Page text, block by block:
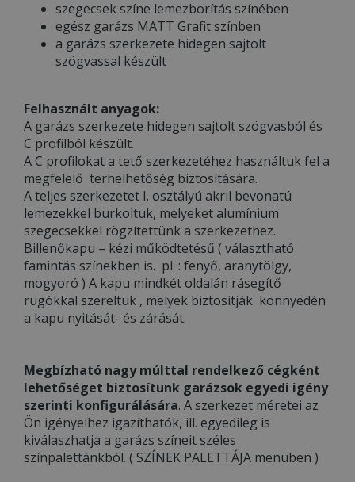
szegecsek színe lemezborítás színében
egész garázs MATT Grafit színben
a garázs szerkezete hidegen sajtolt
szögvassal készült
Felhasznált anyagok:
A garázs szerkezete hidegen sajtolt szögvasból és
C profilból készült.
A C profilokat a tető szerkezetéhez használtuk fel a
megfelelő terhelhetőség biztosítására.
A teljes szerkezetet I. osztályú akril bevonatú
lemezekkel burkoltuk, melyeket alumínium
szegecsekkel rögzítettünk a szerkezethez.
Billenőkapu – kézi működtetésű ( választható
famintás színekben is. pl. : fenyő, aranytölgy,
mogyoró ) A kapu mindkét oldalán rásegítő
rugókkal szereltük , melyek biztosítják könnyedén
a kapu nyitását- és zárását.
Megbízható nagy múlttal rendelkező cégként
lehetőséget biztosítunk garázsok egyedi igény
szerinti konfigurálására. A szerkezet méretei az
Ön igényeihez igazíthatók, ill. egyedileg is
kiválaszhatja a garázs színeit széles
színpalettánkból. ( SZÍNEK PALETTÁJA menüben )